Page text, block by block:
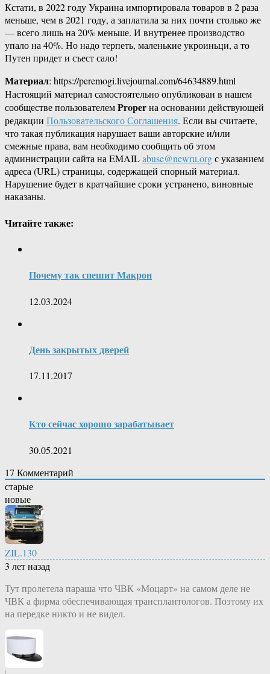
Кстати, в 2022 году Украина импортировала товаров в 2 раза
меньше, чем в 2021 году, а заплатила за них почти столько же
— всего лишь на 20% меньше. И внутренее производство
упало на 40%. Но надо терпеть, маленькие укроиньци, а то
Путен придет и съест сало!
Материал: https://peremogi.livejournal.com/64634889.html
Настоящий материал самостоятельно опубликован в нашем
сообществе пользователемProperна основании действующей
редакции Пользовательского Соглашения. Если вы считаете,
что такая публикация нарушает ваши авторские и/или
смежные права, вам необходимо сообщить об этом
администрации сайта на EMAILabuse@newru.orgс указанием
адреса (URL) страницы, содержащей спорный материал.
Нарушение будет в кратчайшие сроки устранено, виновные
наказаны.
Читайте также:
Почему так спешит Макрон
12.03.2024
День закрытых дверей
17.11.2017
Кто сейчас хорошо зарабатывает
30.05.2021
17 Комментарий
старые
новые
ZIL.130
3 лет назад
Тут пролетела параша что ЧВК «Моцарт» на самом деле не
ЧВК а фирма обеспечивающая трансплантологов. Поэтому их
на передке никто и не видел.